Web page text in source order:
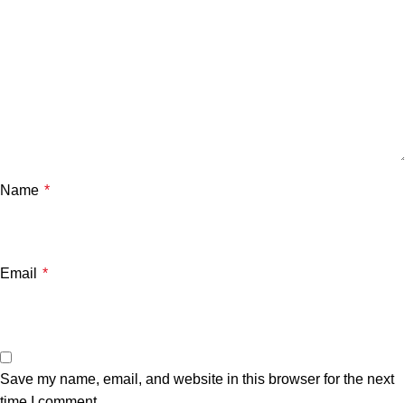
Name *
Email *
Save my name, email, and website in this browser for the next